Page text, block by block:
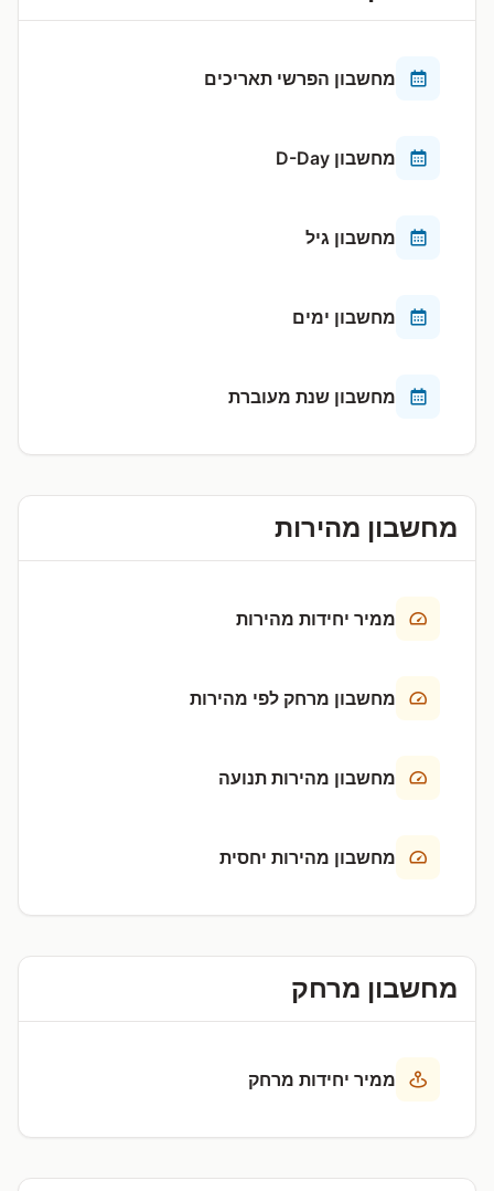
מחשבון הפרשי תאריכים
מחשבון D-Day
מחשבון גיל
מחשבון ימים
מחשבון שנת מעוברת
מחשבון מהירות
ממיר יחידות מהירות
מחשבון מרחק לפי מהירות
מחשבון מהירות תנועה
מחשבון מהירות יחסית
מחשבון מרחק
ממיר יחידות מרחק